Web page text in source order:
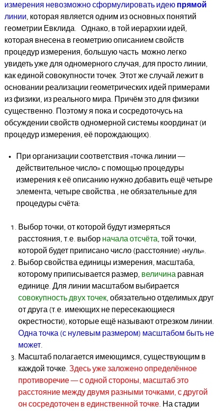
измерения невозможно сформулировать идею прямой
линии, которая является одним из основных понятий
геометрии Евклида. Однако, в той иерархии идей,
которая внесена в геометрию описанием свойств
процедур измерения, большую часть можно легко
увидеть уже для одномерного случая, для просто линии,
как единой совокупности точек. Этот же случай лежит в
основании реализации геометрических идей примерами
из физики, из реального мира. Причём это для физики
существенно. Поэтому я пока и сосредоточусь на
обсуждении свойств одномерной системы координат (и
процедур измерения, её порождающих).
При организации соответствия «точка линии —
действительное число» с помощью процедуры
измерения к её описанию нужно добавить ещё четыре
элемента, четыре свойства , не обязательные для
процедуры счёта:
Выбор точки, от которой будут измеряться
расстояния, т.е. выбор начала отсчёта, той точки,
которой будет приписано число (расстояние) «нуль».
Выбор свойства единицы измерения, масштаба,
которому приписывается размер, величина равная
единице. Для линии масштабом выбирается
совокупность двух точек, обязательно отделимых друг
от друга (т.е. имеющих не пересекающиеся
окрестности), которые ещё называют отрезком линии.
Одна точка (с нулевым размером) масштабом быть не
может.
Масштаб полагается имеющимся, существующим в
каждой точке. Здесь уже заложено определённое
противоречие — с одной стороны, масштаб это
расстояние между двумя разными точками, с другой
он сосредоточен в единственной точке. На стадии